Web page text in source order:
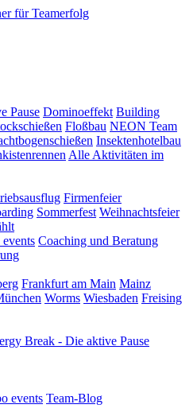
Pause Dominoeffekt Building
Floßbau NEON Team
Insektenhotelbau
Alle Aktivitäten im
Firmenfeier
Sommerfest Weihnachtsfeier
Coaching und Beratung
Frankfurt am Main Mainz
Worms Wiesbaden Freising
Break - Die aktive Pause
events Team-Blog